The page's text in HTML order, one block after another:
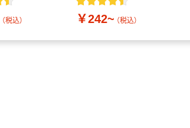
（税込） ￥242~ （税込）